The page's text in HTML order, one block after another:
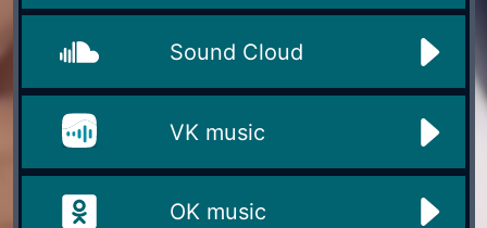
Sound Cloud
VK music
OK music